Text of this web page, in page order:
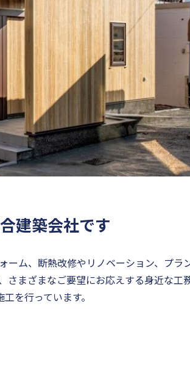
建築会社です
ム、断熱改修やリノベーション、プラ
まざまなご要望にお応えする身近な工
を行っています。